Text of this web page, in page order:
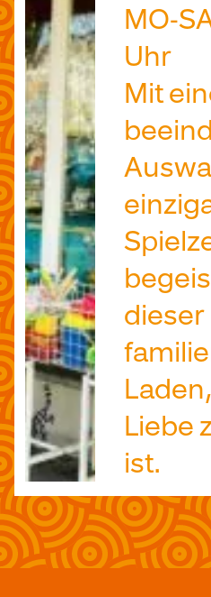
MO-
Uhr
Mit
dieser
Liebe
ist.